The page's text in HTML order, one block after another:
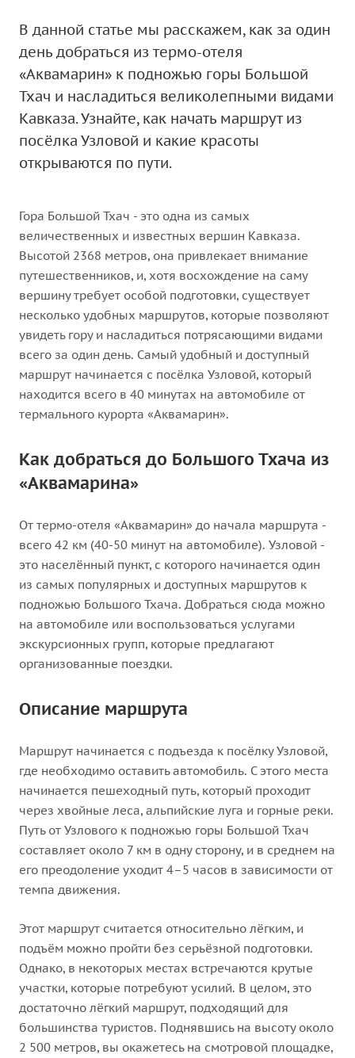
В данной статье мы расскажем, как за один
день добраться из термо-отеля
«Аквамарин» к подножью горы Большой
Тхач и насладиться великолепными видами
Кавказа. Узнайте, как начать маршрут из
посёлка Узловой и какие красоты
открываются по пути.
Гора Большой Тхач - это одна из самых
величественных и известных вершин Кавказа.
Высотой 2368 метров, она привлекает внимание
путешественников, и, хотя восхождение на саму
вершину требует особой подготовки, существует
несколько удобных маршрутов, которые позволяют
увидеть гору и насладиться потрясающими видами
всего за один день. Самый удобный и доступный
маршрут начинается с посёлка Узловой, который
находится всего в 40 минутах на автомобиле от
термального курорта «Аквамарин».
Как добраться до Большого Тхача из
«Аквамарина»
От термо-отеля «Аквамарин» до начала маршрута -
всего 42 км (40-50 минут на автомобиле). Узловой -
это населённый пункт, с которого начинается один
из самых популярных и доступных маршрутов к
подножью Большого Тхача. Добраться сюда можно
на автомобиле или воспользоваться услугами
экскурсионных групп, которые предлагают
организованные поездки.
Описание маршрута
Маршрут начинается с подъезда к посёлку Узловой,
где необходимо оставить автомобиль. С этого места
начинается пешеходный путь, который проходит
через хвойные леса, альпийские луга и горные реки.
Путь от Узлового к подножью горы Большой Тхач
составляет около 7 км в одну сторону, и в среднем на
его преодоление уходит 4–5 часов в зависимости от
темпа движения.
Этот маршрут считается относительно лёгким, и
подъём можно пройти без серьёзной подготовки.
Однако, в некоторых местах встречаются крутые
участки, которые потребуют усилий. В целом, это
достаточно лёгкий маршрут, подходящий для
большинства туристов. Поднявшись на высоту около
2 500 метров, вы окажетесь на смотровой площадке,